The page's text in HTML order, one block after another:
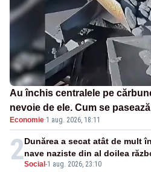
Au închis centralele pe
nevoie de ele. Cum se
energetică
Economie·1 aug. 2026, 18:11
2Social -1 aug. 2026, 23:10
Dunărea a secat atât de mult
nave naziste din al doilea